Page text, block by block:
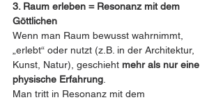
3. Raum erleben = Resonanz mit dem
Göttlichen
Wenn man Raum bewusst wahrnimmt,
„erlebt“ oder nutzt (z.B. in der Architektur,
Kunst, Natur), geschieht mehr als nur eine
physische Erfahrung
Man tritt in Resonanz mit dem